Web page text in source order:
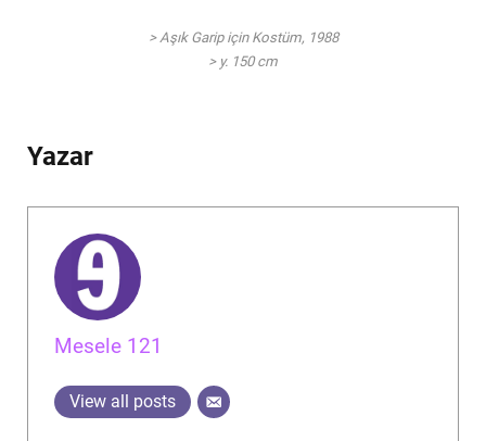
> Aşık Garip için Kostüm, 1988
> y. 150 cm
Yazar
Mesele 121
View all posts